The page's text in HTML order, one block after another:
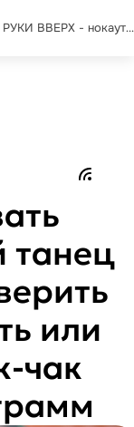
КЛАВА КОКА, РУКИ ВВЕРХ - нокаут remix
танец
или
чак